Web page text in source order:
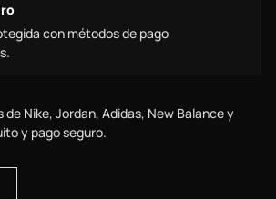
con métodos de pago
Nike, Jordan, Adidas, New Balance y
y pago seguro.